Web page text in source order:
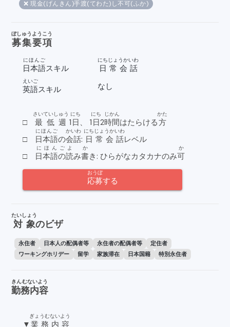
❌ 現金(げんきん)手渡(てわた)し不可(ふか)
募集要項
ぼしゅうようこう
日本語
にほんご
スキル 日常会話
にちじょうかいわ
英語
えいご
スキル なし
□最低週
さいていしゅう
1 日
にち
、 1 日
にち
2時間
じかん
はたらける方
かた
□ 日本語
にほんご
の会話
かいわ
: 日常会話
にちじょうかいわ
レベル
□ 日本語の
にほんご
読
よ
み書
か
き: ひらがなカタカナのみ可
か
応募
おうぼ
する
対象
たいしょう
のビザ
永住者 日本人の配偶者等 永住者の配偶者等
定住者
ワーキングホリデー
留学 家族滞在 日本国籍 特別永住者
勤務内容
きんむないよう
▼ 業務内容
ぎょうむないよう